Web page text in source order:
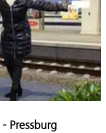
Pressburg